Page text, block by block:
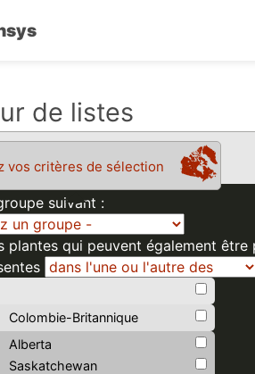
de listes
vos critères de sélection
suivant :
plantes qui peuvent également
Colombie-Britannique
Alberta
Saskatchewan